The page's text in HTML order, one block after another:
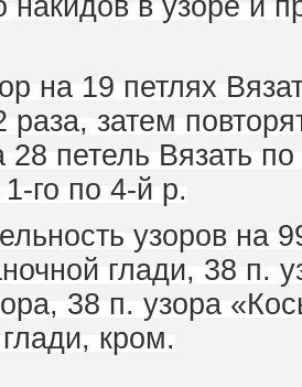
накидов в узоре и
на 19 петлях
раза, затем
петель Вязать
го по 4-й р.
узоров на
глади, 38 п.
38 п. узора
кром.